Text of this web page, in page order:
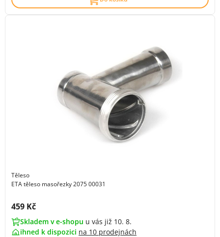
Těleso
ETA těleso masořezky 2075 00031
Cena s DPH:
459 Kč
Skladem v e-shopu u vás již 10. 8.
ihned k dispozici na 10 prodejnách